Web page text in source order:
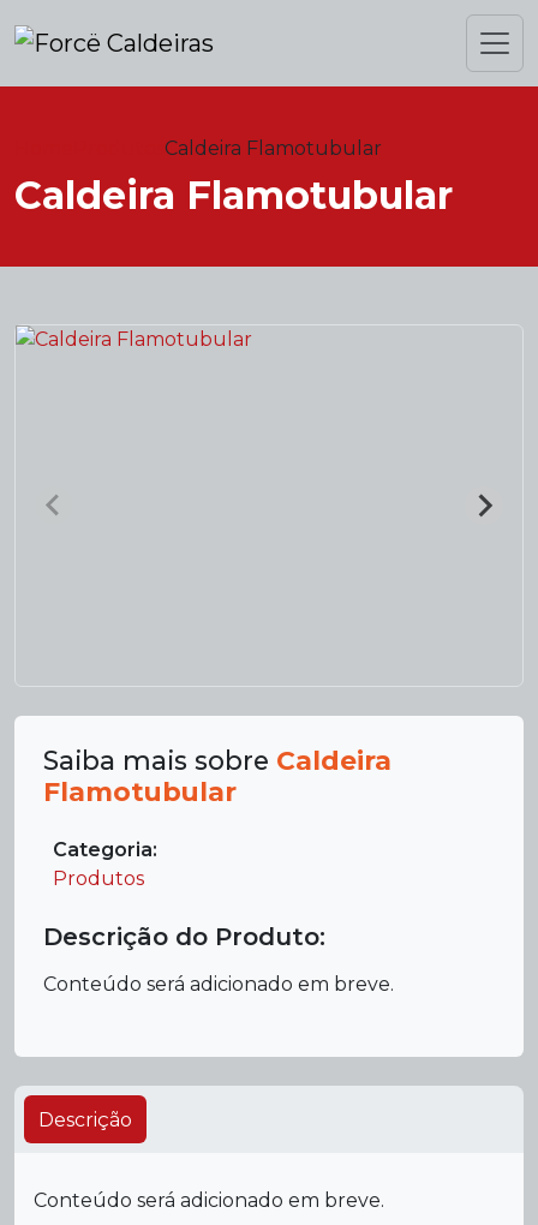
Caldeira Flamotubular
Caldeira Flamotubular
Saiba mais sobre Caldeira
Flamotubular
Categoria:
Produtos
Descrição do Produto:
Conteúdo será adicionado em breve.
Descrição
Conteúdo será adicionado em breve.